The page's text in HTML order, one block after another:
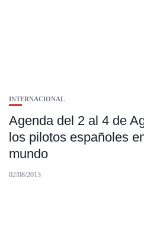
INTERNACIONAL
Agenda del 2 al 4 de
los pilotos españoles
mundo
02/08/2013